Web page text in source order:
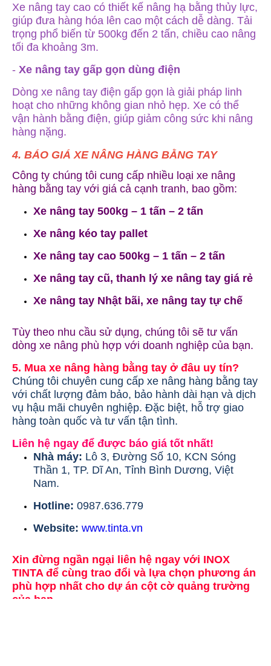
Xe nâng tay cao có thiết kế nâng hạ bằng thủy lực,
giúp đưa hàng hóa lên cao một cách dễ dàng. Tải
trọng phổ biến từ 500kg đến 2 tấn, chiều cao nâng
tối đa khoảng 3m.
- Xe nâng tay gấp gọn dùng điện
Dòng xe nâng tay điện gấp gọn là giải pháp linh
hoạt cho những không gian nhỏ hẹp. Xe có thể
vận hành bằng điện, giúp giảm công sức khi nâng
hàng nặng.
4. BÁO GIÁ XE NÂNG HÀNG BẰNG TAY
Công ty chúng tôi cung cấp nhiều loại xe nâng
hàng bằng tay với giá cả cạnh tranh, bao gồm:
Xe nâng tay 500kg – 1 tấn – 2 tấn
Xe nâng kéo tay pallet
Xe nâng tay cao 500kg – 1 tấn – 2 tấn
Xe nâng tay cũ, thanh lý xe nâng tay giá rẻ
Xe nâng tay Nhật bãi, xe nâng tay tự chế
Tùy theo nhu cầu sử dụng, chúng tôi sẽ tư vấn
dòng xe nâng phù hợp với doanh nghiệp của bạn.
5. Mua xe nâng hàng bằng tay ở đâu uy tín?
Chúng tôi chuyên cung cấp xe nâng hàng bằng tay
với chất lượng đảm bảo, bảo hành dài hạn và dịch
vụ hậu mãi chuyên nghiệp. Đặc biệt, hỗ trợ giao
hàng toàn quốc và tư vấn tận tình.
Liên hệ ngay để được báo giá tốt nhất!
Nhà máy: Lô 3, Đường Số 10, KCN Sóng
Thần 1, TP. Dĩ An, Tỉnh Bình Dương, Việt
Nam.
Hotline: 0987.636.779
Website: www.tinta.vn
Xin đừng ngần ngại liên hệ ngay với INOX
TINTA để cùng trao đổi và lựa chọn phương án
phù hợp nhất cho dự án cột cờ quảng trường
của bạn.